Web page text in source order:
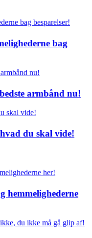
bag
armbånd nu!
du skal vide!
hemmelighederne